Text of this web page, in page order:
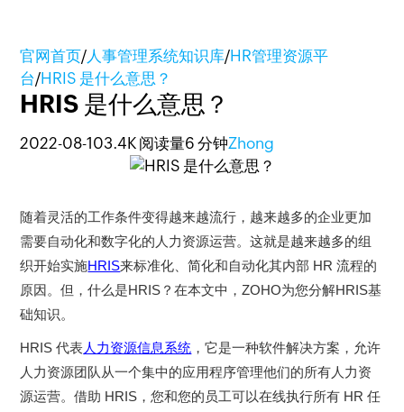
官网首页/人事管理系统知识库/HR管理资源平
台/HRIS 是什么意思？
HRIS 是什么意思？
2022-08-103.4K 阅读量6 分钟Zhong
随着灵活的工作条件变得越来越流行，越来越多的企业更加
需要自动化和数字化的人力资源运营。这就是越来越多的组
织开始实施HRIS来标准化、简化和自动化其内部 HR流程的
原因。但，什么是HRIS ？在本文中，ZOHO为您分解HRIS基
础知识。
HRIS代表人力资源信息系统 ，它是一种软件解决方案，允许
人力资源团队从一个集中的应用程序管理他们的所有人力资
源运营。借助 HRIS ，您和您的员工可以在线执行所有 HR任